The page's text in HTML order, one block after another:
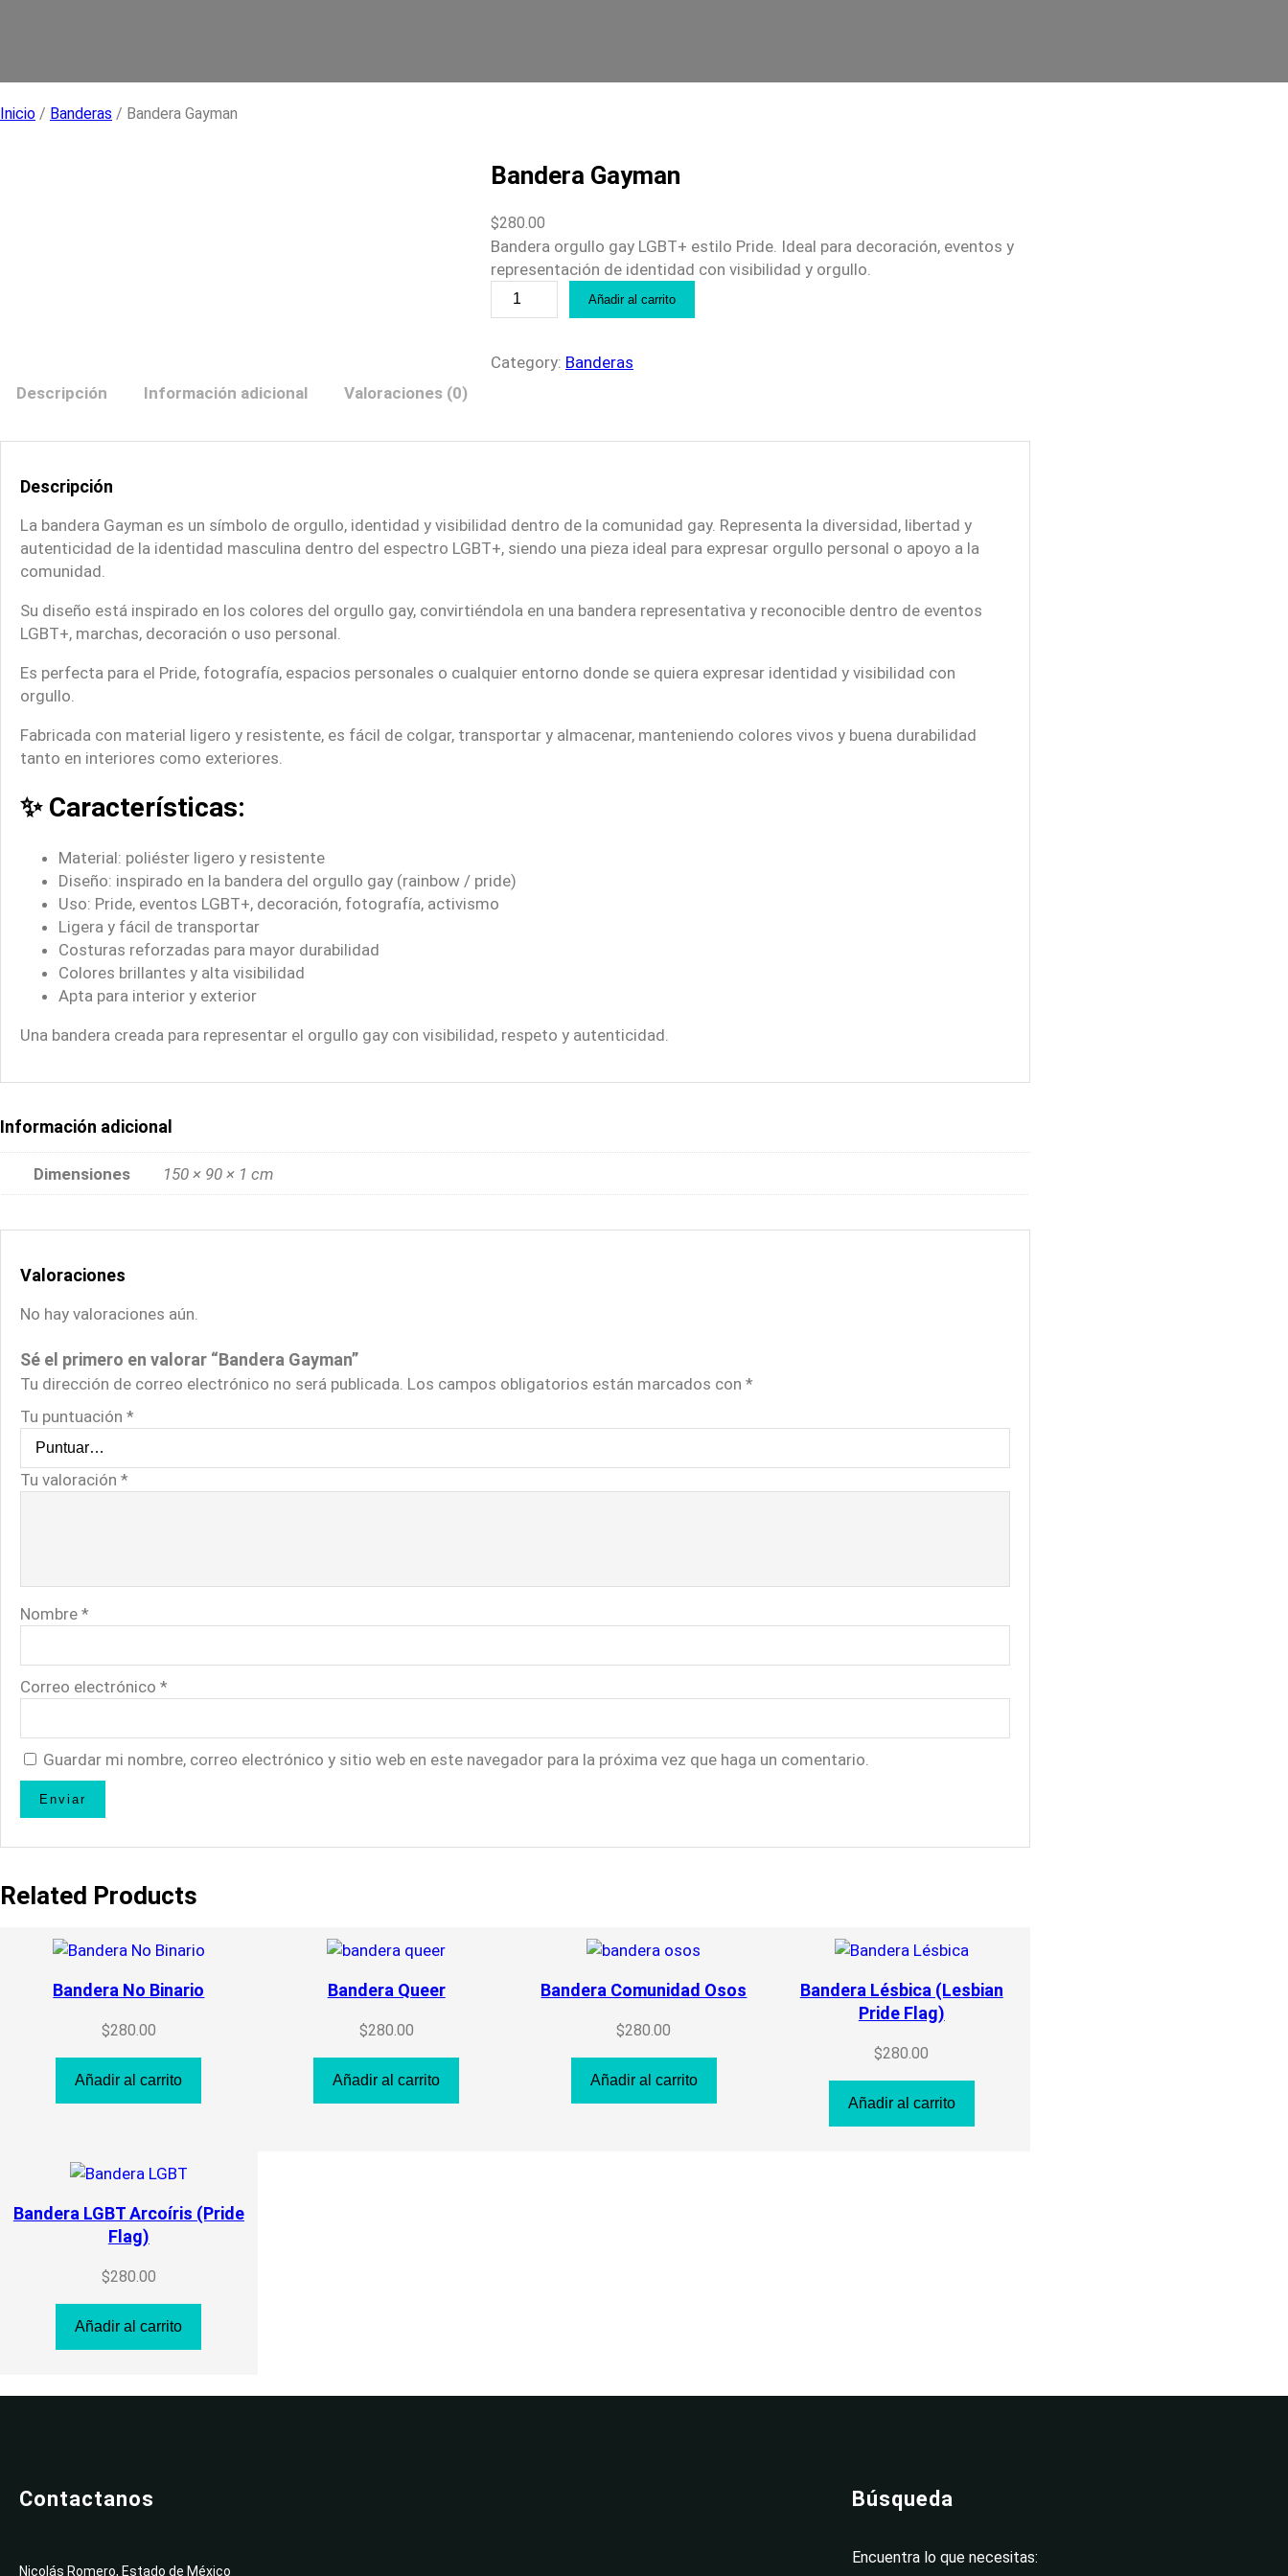
Inicio / Banderas / Bandera Gayman
Bandera Gayman
$280.00
Bandera orgullo gay LGBT+ estilo Pride. Ideal para decoración, eventos y
representación de identidad con visibilidad y orgullo.
a
d
m
a
a
i
a
Añadir al carrito
Category: Banderas
Descripción
Información adicional Valoraciones (0)
Descripción
La bandera Gayman es un símbolo de orgullo, identidad y visibilidad dentro de la comunidad gay. Representa la diversidad, libertad y
autenticidad de la identidad masculina dentro del espectro LGBT+, siendo una pieza ideal para expresar orgullo personal o apoyo a la
comunidad.
Su diseño está inspirado en los colores del orgullo gay, convirtiéndola en una bandera representativa y reconocible dentro de eventos
LGBT+, marchas, decoración o uso personal.
Es perfecta para el Pride, fotografía, espacios personales o cualquier entorno donde se quiera expresar identidad y visibilidad con
orgullo.
Fabricada con material ligero y resistente, es fácil de colgar, transportar y almacenar, manteniendo colores vivos y buena durabilidad
tanto en interiores como exteriores.
✨ Características:
Material: poliéster ligero y resistente
Diseño: inspirado en la bandera del orgullo gay (rainbow / pride)
Uso: Pride, eventos LGBT+, decoración, fotografía, activismo
Ligera y fácil de transportar
Costuras reforzadas para mayor durabilidad
Colores brillantes y alta visibilidad
Apta para interior y exterior
Una bandera creada para representar el orgullo gay con visibilidad, respeto y autenticidad.
Información adicional
Dimensiones 150 × 90 × 1 cm
Valoraciones
No hay valoraciones aún.
Sé el primero en valorar “Bandera Gayman”
Tu dirección de correo electrónico no será publicada. Los campos obligatorios están marcados con *
Tu puntuación *
Tu valoración *
Nombre *
Correo electrónico *
Guardar mi nombre, correo electrónico y sitio web en este navegador para la próxima vez que haga un comentario.
Related Products
Bandera No Binario
$280.00
Añadir al carrito
Bandera Queer
$280.00
Añadir al carrito
Bandera Comunidad Osos
$280.00
Añadir al carrito
Bandera Lésbica (Lesbian
Pride Flag)
$280.00
Añadir al carrito
Bandera LGBT Arcoíris (Pride
Flag)
$280.00
Añadir al carrito
Contactanos
Nicolás Romero, Estado de México
Búsqueda
Encuentra lo que necesitas: